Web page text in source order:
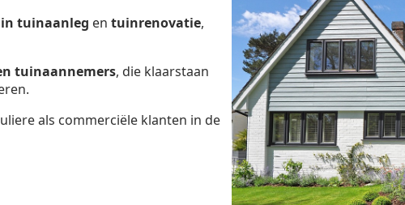
tuinaanleg en tuinrenovatie,
tuinaannemers, die klaarstaan
als commerciële klanten in de